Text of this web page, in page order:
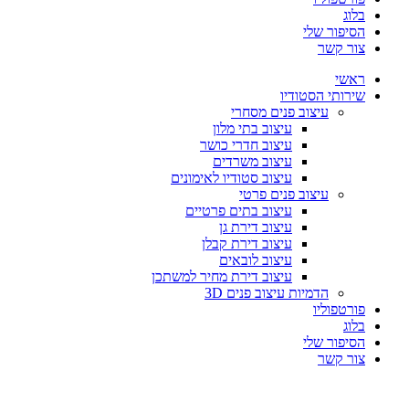
בלוג
הסיפור שלי
צור קשר
ראשי
שירותי הסטודיו
עיצוב פנים מסחרי
עיצוב בתי מלון
עיצוב חדרי כושר
עיצוב משרדים
עיצוב סטודיו לאימונים
עיצוב פנים פרטי
עיצוב בתים פרטיים
עיצוב דירת גן
עיצוב דירת קבלן
עיצוב לובאים
עיצוב דירת מחיר למשתכן
הדמיות עיצוב פנים 3D
פורטפוליו
בלוג
הסיפור שלי
צור קשר